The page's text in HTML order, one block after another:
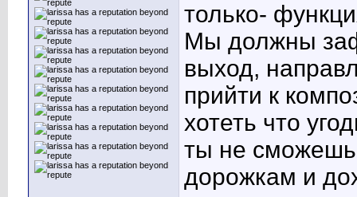
только-
Мы должны
выход,
прийти к
хотеть что
ты не сможешь
дорожкам и